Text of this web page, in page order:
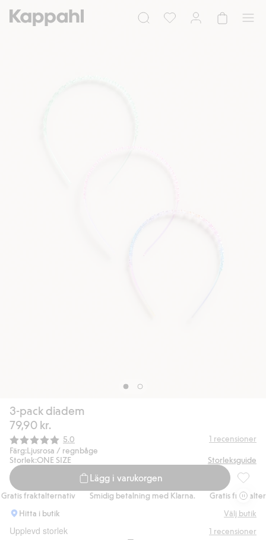
3-pack diadem
79,90 kr.
Snittbetyg:
5.0 1 recensioner
Färg:Ljusrosa / regnbåge
Storlek:ONE SIZE Storleksguide
Lägg i varukorgen
3-
fraktalternativ Smidig betalning med Klarna.
Gratis
Hitta i butik
Välj butik
Upplevd storlek 1 recensioner